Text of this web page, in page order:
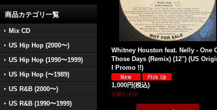
商品カテゴリ一覧
Mix CD
US Hip Hop (2000〜)
US Hip Hop (1990〜1999)
US Hip Hop (〜1989)
US R&B (2000〜)
US R&B (1990〜1999)
Whitney Houston feat. Nelly - One
Those Days (Remix) (12'') (US
l Promo !!)
1,000円(税込)
在庫わずか